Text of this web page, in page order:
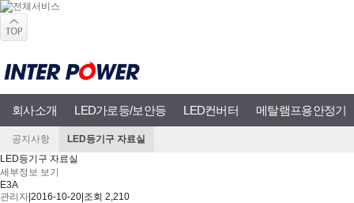
회사소개 LED가로등/보안등 LED컨버터 메탈램프용안정기
공지사항 LED등기구 자료실
LED카다로그
설치 사례
LED등기구 자료실
세부정보 보기
E3A
관리자 2016-10-20 조회 2,210